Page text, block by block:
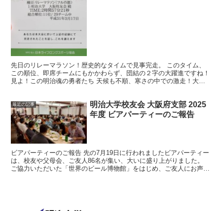
先日のリレーマラソン！歴史的なタイムで見事完走。 このタイム、
この順位、即席チームにもかかわらず、団結の２字の大躍進ですね！
見よ！この明治魂の勇者たち 天候も不順、寒さの中での激走！大野
最近の記事
明治大学校友会 大阪府支部 2025
年度 ビアパーティーのご報告
ビアパーティーのご報告 先の7月19日に行われましたビアパーティー
は、校友や父母会、ご友人86名が集い、大いに盛り上がりました。
ご協力いただいた「世界のビール博物館」をはじめ、ご友人にお声掛